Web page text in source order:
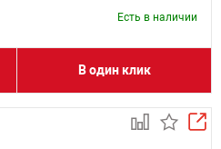
Есть в наличии
В один клик